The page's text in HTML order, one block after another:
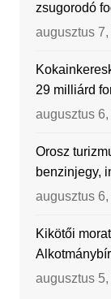
zsugorodó
augusztus 7,
29 milliárd
augusztus 6,
Orosz
benzinjegy,
augusztus 6,
Kikötői
augusztus 5,